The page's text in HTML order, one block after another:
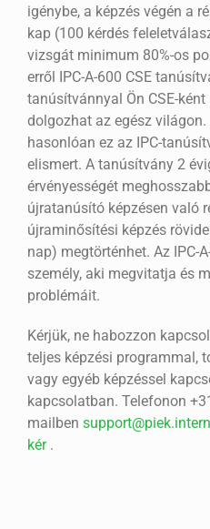
igénybe, a képzés végén a
kap (100 kérdés
vizsgát minimum 80%-os
erről IPC-A-600 CSE
tanúsítvánnyal Ön CSE-
dolgozhat az egész
hasonlóan ez az IPC-
elismert. A tanúsítvány 2
érvényességét
újratanúsító képzésen való
újraminősítési képzés
nap) megtörténhet. Az IPC-
személy, aki megvitatja és
problémáit.
Kérjük, ne habozzon
teljes képzési programmal,
vagy egyéb képzéssel
kapcsolatban. Telefonon
mailben
kér.